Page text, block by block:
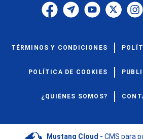
TÉRMINOS Y CONDICIONES
POLÍTICA DE COOKIES
¿QUIÉNES SOMOS?
Mustang Cloud - CMS para